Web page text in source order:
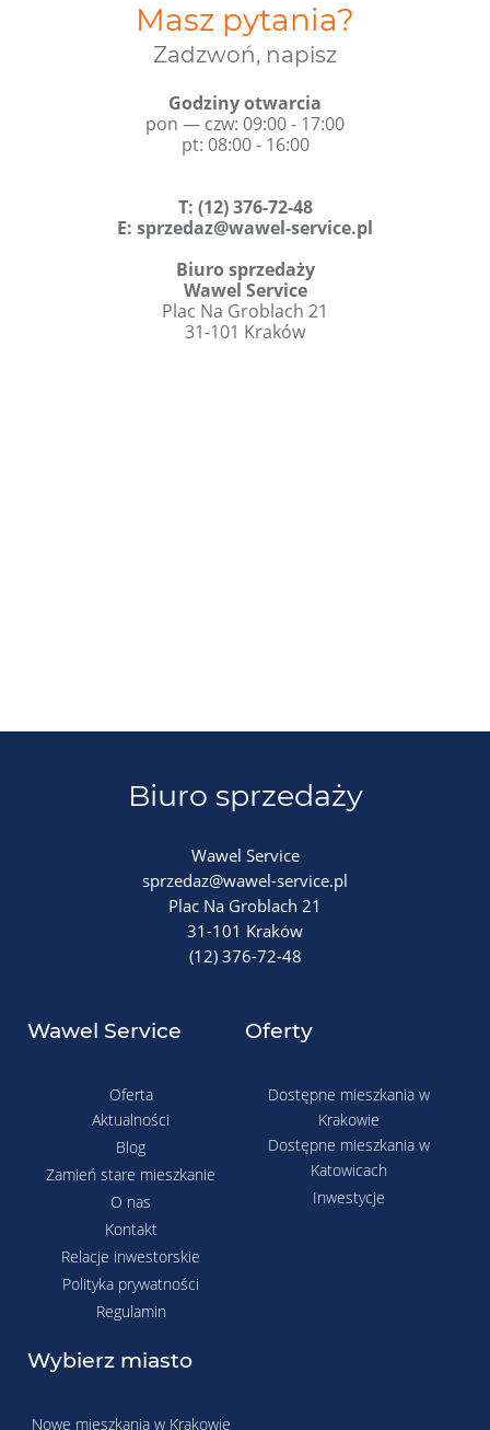
Masz pytania?
Zadzwoń, napisz
Godziny otwarcia
pon — czw: 09:00 - 17:00
pt: 08:00 - 16:00
T: (12) 376-72-48
E: sprzedaz@wawel-service.pl
Biuro sprzedaży
Wawel Service
Plac Na Groblach 21
31-101 Kraków
Biuro sprzedaży
Wawel Service
sprzedaz@wawel-service.pl
Plac Na Groblach 21
31-101 Kraków
(12) 376-72-48
Wawel Service
Oferta
Aktualności
Blog
Zamień stare mieszkanie
O nas
Kontakt
Relacje inwestorskie
Polityka prywatności
Regulamin
Oferty
Dostępne mieszkania w
Krakowie
Dostępne mieszkania w
Katowicach
Inwestycje
Wybierz miasto
Nowe mieszkania w Krakowie